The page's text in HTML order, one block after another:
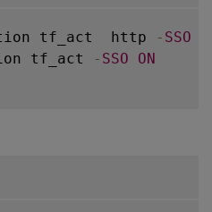
tf_act  http - SSO
tf_act
- SSO ON